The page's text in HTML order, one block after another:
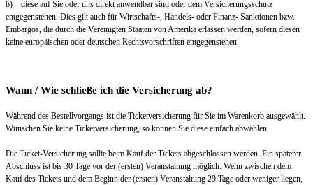
b) diese auf Sie oder uns direkt anwendbar sind oder dem Versicherungsschutz
entgegenstehen. Dies gilt auch für Wirtschafts-, Handels- oder Finanz- Sanktionen bzw.
Embargos, die durch die Vereinigten Staaten von Amerika erlassen werden, sofern diesen
keine europäischen oder deutschen Rechtsvorschriften entgegenstehen.
Wann / Wie schließe ich die Versicherung ab?
Während des Bestellvorgangs ist die Ticketversicherung für Sie im Warenkorb ausgewählt.
Wünschen Sie keine Ticketversicherung, so können Sie diese einfach abwählen.
Die Ticket-Versicherung sollte beim Kauf der Tickets abgeschlossen werden. Ein späterer
Abschluss ist bis 30 Tage vor der (ersten) Veranstaltung möglich. Wenn zwischen dem
Kauf des Tickets und dem Beginn der (ersten) Veranstaltung 29 Tage oder weniger liegen,